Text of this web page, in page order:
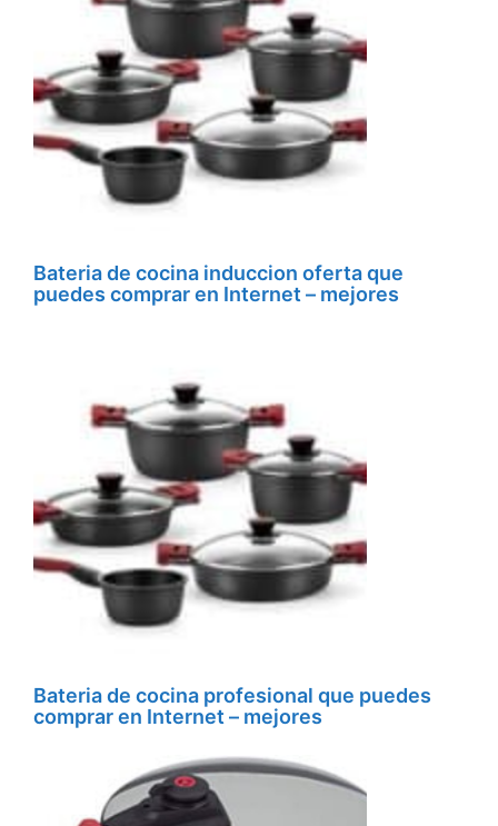
Bateria de cocina induccion oferta que
puedes comprar en Internet – mejores
Bateria de cocina profesional que puedes
comprar en Internet – mejores